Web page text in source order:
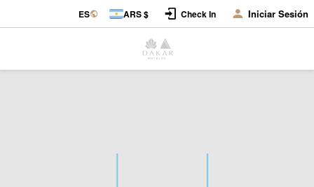
ES ARS $ Check In Iniciar Sesión